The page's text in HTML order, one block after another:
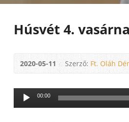
Húsvét 4.
2020-05-11 Szerző:Ft. Oláh
Audió
00:00